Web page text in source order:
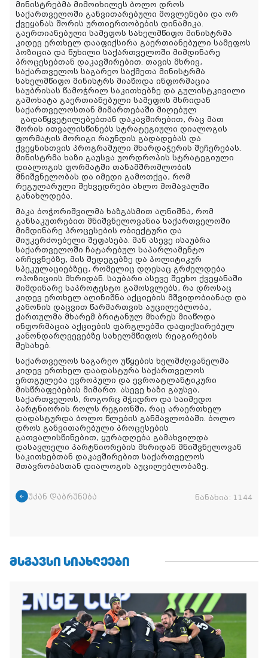
მინისტრებმა მიმოიხილეს ბოლო დროს
საქართველოში განვითარებული მოვლენები და ორ
ქვეყანას შორის ურთიერთობების დინამიკა.
გაერთიანებული სამეფოს სახელმწიფო მინისტრმა
კიდევ ერთხელ დააფიქსირა გაერთიანებული სამეფოს
პოზიცია და წუხილი საქართველოში მიმდინარე
პროცესებთან დაკავშირებით. თავის მხრივ,
საქართველოს საგარეო საქმეთა მინისტრმა
სახელმწიფო მინისტრს მიაწოდა ინფორმაცია
საუბრისას წამოჭრილ საკითხებზე და გულისტკივილი
გამოხატა გაერთიანებული სამეფოს მხრიდან
საქართველოსთან მიმართებაში მიღებულ
გადაწყვეტილებებთან დაკავშირებით, რაც მათ
შორის ითვალისწინებს სტრატეგიული დიალოგის
ფორმატის მორიგი რაუნდის გადადებას და
ქვეყნისთვის პროგრამული მხარდაჭერის შეჩერებას.
მინისტრმა ხაზი გაუსვა უორდროპის სტრატეგიული
დიალოგის ფორმატში თანამშრომლობის
მნიშვნელობას და იმედი გამოთქვა, რომ
რეგულარული შეხვედრები ახლო მომავალში
განახლდება.
მაკა ბოჭორიშვილმა ხაზგასმით აღნიშნა, რომ
განსაკუთრებით მნიშვნელოვანია საქართველოში
მიმდინარე პროცესების ობიექტური და
მიუკერძოებელი შეფასება. მან ასევე ისაუბრა
საქართველოში ჩატარებულ საპარლამენტო
არჩევნებზე, მის შედეგებზე და პოლიტიკურ
სპეკულაციებზეც, რომელიც დღესაც გრძელდება
ოპოზიციის მხრიდან. საუბარი ასევე შეეხო ქვეყანაში
მიმდინარე საპროტესტო გამოსვლებს, რა დროსაც
კიდევ ერთხელ აღინიშნა აქციების მშვიდობიანად და
კანონის დაცვით წარმართვის აუცილებლობა,
ქართულმა მხარემ ბრიტანულ მხარეს მიაწოდა
ინფორმაცია აქციების ფარგლებში დაფიქსირებულ
კანონდარღვევებზე სახელმწიფოს რეაგირების
შესახებ.
საქართველოს საგარეო უწყების ხელმძღვანელმა
კიდევ ერთხელ დაადასტურა საქართველოს
ერთგულება ევროპული და ევროატლანტიკური
მისწრაფებების მიმართ. ასევე ხაზი გაუსვა,
საქართველოს, როგორც მჭიდრო და საიმედო
პარტნიორის როლს რეგიონში, რაც არაერთხელ
დადასტურდა ბოლო წლების განმავლობაში. ბოლო
დროს განვითარებული პროცესების
გათვალისწინებით, ყურადღება გამახვილდა
დასავლელი პარტნიორების მხრიდან მნიშვნელოვან
საკითხებთან დაკავშირებით საქართველოს
მთავრობასთან დიალოგის აუცილებლობაზე.
უკან დაბრუნება ნანახია: 1144
ᲛᲡᲒᲐᲕᲡᲘ ᲡᲘᲐᲮᲚᲔᲔᲑᲘ